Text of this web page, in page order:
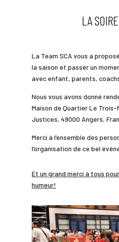
LA
La Team SCA vous a
la saison et passer un
avec enfant, parents,
Nous vous avons donné
Maison de Quartier Le
Justices, 49000 Angers,
Merci à l’ensemble des
l’organisation de ce bel
Et un grand merci à tous
humeur!